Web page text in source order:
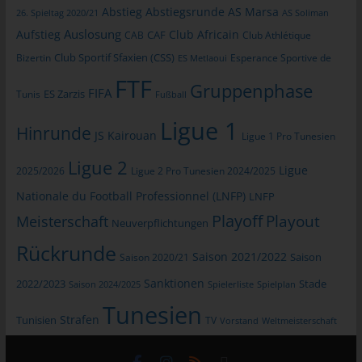
26. Spieltag 2020/21 Abstieg Abstiegsrunde AS Marsa AS Soliman
Aufstieg Auslosung CAB CAF Club Africain Club Athlétique
Bizertin Club Sportif Sfaxien (CSS) ES Metlaoui Esperance Sportive de
Tunis ES Zarzis FIFA FTF Fußball Gruppenphase
Hinrunde JS Kairouan Ligue 1 Ligue 1 Pro Tunesien
2025/2026 Ligue 2 Ligue 2 Pro Tunesien 2024/2025 Ligue
Nationale du Football Professionnel (LNFP) LNFP
Meisterschaft Neuverpflichtungen Playoff Playout
Rückrunde Saison 2020/21 Saison 2021/2022 Saison
2022/2023 Saison 2024/2025 Sanktionen Spielerliste Spielplan Stade
Tunisien Strafen Tunesien TV Vorstand Weltmeisterschaft
allgemeinen Daten und Informationen werden in den Logfiles
des Servers gespeichert. Erfasst werden können die (1)
verwendeten Browsertypen und Versionen, (2) das vom
zugreifenden System verwendete Betriebssystem, (3) die
Internetseite, von welcher ein zugreifendes System auf unsere
Internetseite gelangt (sogenannte Referrer), (4) die
unserer Internetseite angesteuert werden, (5) das Datum und
Protokoll-Adresse (IP-Adresse), (7) der Internet-Service-
Provider des zugreifenden Systems und (8) sonstige ähnliche
Daten und Informationen, die der Gefahrenabwehr im Falle von
Angriffen auf unsere informationstechnologischen Systeme
ziehen wird keine Rückschlüsse auf die betroffene Person.
Diese Informationen werden vielmehr benötigt, um (1) die
Inhalte unserer Internetseite korrekt auszuliefern, (2) die Inhalte
unserer Internetseite sowie die Werbung für diese zu
optimieren, (3) die dauerhafte Funktionsfähigkeit unserer